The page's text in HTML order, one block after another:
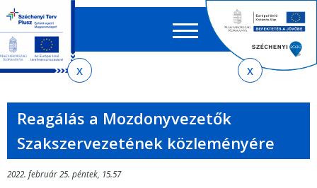
almenühöz
tartalomra
oldaltérképre
EN HU
űrlap
Reagálás a Mozdonyvezetők
Szakszervezetének közleményére
2022. február 25. péntek, 15.57